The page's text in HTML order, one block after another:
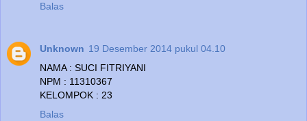
Balas
Unknown 19 Desember 2014 pukul 04.10
NAMA : SUCI FITRIYANI
NPM : 11310367
KELOMPOK : 23
Balas